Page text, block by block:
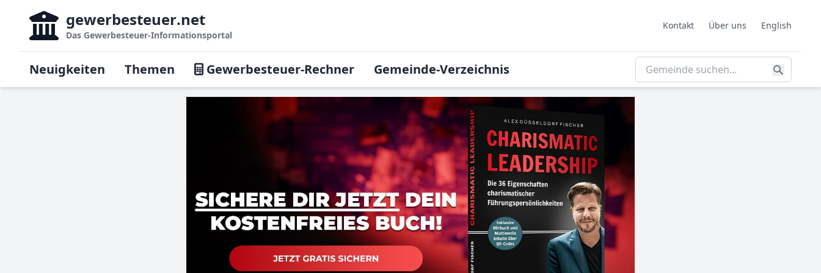
gewerbesteuer.net
Das Gewerbesteuer-Informationsportal
Kontakt Über uns English
Neuigkeiten Themen Gewerbesteuer-Rechner Gemeinde-Verzeichnis